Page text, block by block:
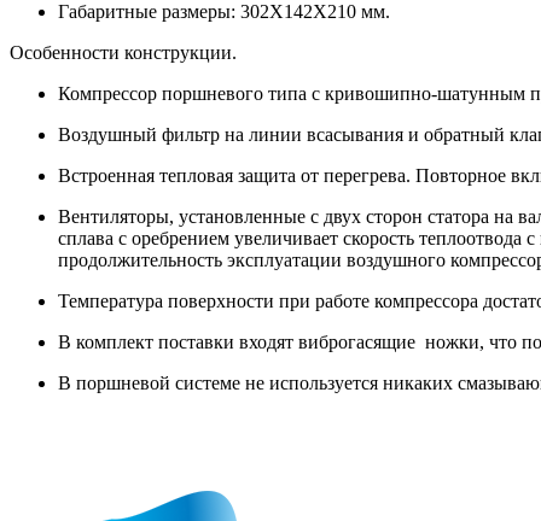
Габаритные размеры: 302X142X210 мм.
Особенности конструкции.
Компрессор поршневого типа с кривошипно-шатунным
Воздушный фильтр на линии всасывания и обратный
Встроенная тепловая защита от перегрева. Повторное
Вентиляторы, установленные с двух сторон статора на
сплава с оребрением увеличивает скорость
продолжительность эксплуатации воздушного
Температура поверхности при работе компрессора
В комплект поставки входят виброгасящие ножки, что
В поршневой системе не используется никаких